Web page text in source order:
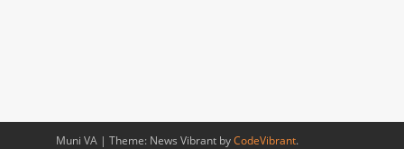
Muni VA | Theme: News Vibrant byCodeVibrant.